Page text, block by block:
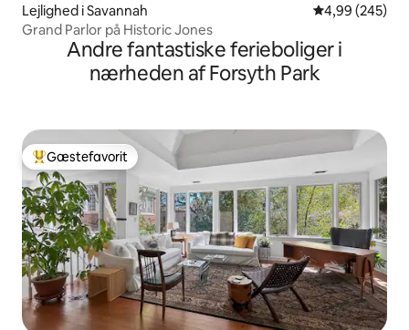
Lejlighed i Savannah 4,99 ud af 5 i
4,99 (245)
Grand Parlor på Historic Jones
Andre fantastiske ferieboliger i
nærheden af Forsyth Park
Bedste gæstefavorit
Gæstefavorit